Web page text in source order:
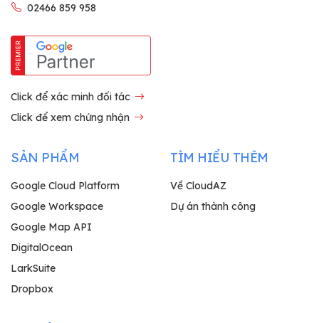
02466 859 958
Click để xác minh đối tác
Click để xem chứng nhận
SẢN PHẨM
Google Cloud Platform
Google Workspace
Google Map API
DigitalOcean
LarkSuite
Dropbox
TÌM HIỂU THÊM
Về CloudAZ
Dự án thành công